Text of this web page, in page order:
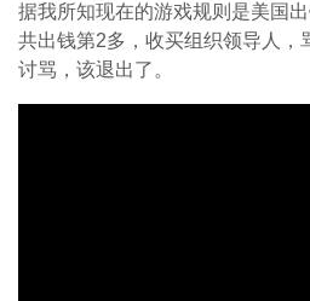
据我所知现在的游戏规则是美国
共出钱第2多，收买组织领导人，
讨骂，该退出了。